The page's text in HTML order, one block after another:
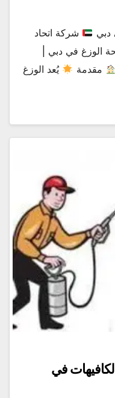
دبي
شركة اتحاد
الوزغ في دبي |
مقدمة
يُعد الوزغ
في